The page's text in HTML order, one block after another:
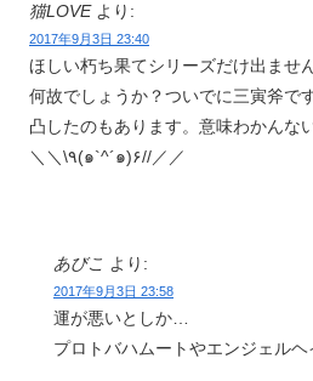
猫LOVE より:
2017年9月3日 23:40
ほしい朽ち果てシリーズだけ出ませ
何故でしょうか？ついでに三寅斧で
凸したのもあります。意味わかんな
＼＼\٩(๑`^´๑)۶//／／
あびこ より:
2017年9月3日 23:58
運が悪いとしか…
プロトバハムートやエンジェルヘ